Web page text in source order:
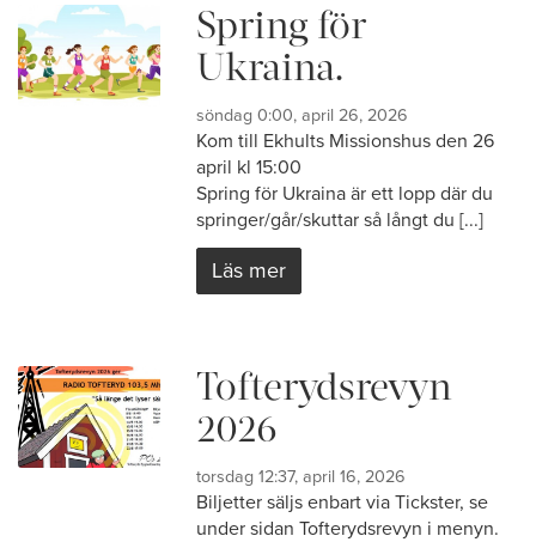
Spring för
Ukraina.
söndag 0:00, april 26, 2026
Kom till Ekhults Missionshus den 26
april kl 15:00
Spring för Ukraina är ett lopp där du
springer/går/skuttar så långt du [...]
Läs mer
Tofterydsrevyn
2026
torsdag 12:37, april 16, 2026
Biljetter säljs enbart via Tickster, se
under sidan Tofterydsrevyn i menyn.